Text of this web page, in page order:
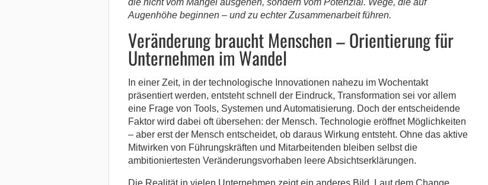
die nicht vom Mangel ausgehen, sondern vom Potenzial. Wege, die auf
Augenhöhe beginnen – und zu echter Zusammenarbeit führen.
Veränderung braucht Menschen – Orientierung für
Unternehmen im Wandel
In einer Zeit, in der technologische Innovationen nahezu im Wochentakt
präsentiert werden, entsteht schnell der Eindruck, Transformation sei vor allem
eine Frage von Tools, Systemen und Automatisierung. Doch der entscheidende
Faktor wird dabei oft übersehen: der Mensch. Technologie eröffnet Möglichkeiten
– aber erst der Mensch entscheidet, ob daraus Wirkung entsteht. Ohne das aktive
Mitwirken von Führungskräften und Mitarbeitenden bleiben selbst die
ambitioniertesten Veränderungsvorhaben leere Absichtserklärungen.